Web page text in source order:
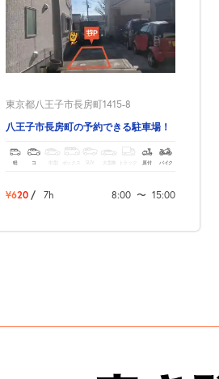
東京都八王子市長房町1415-8
八王子市長房町の予約できる駐車場！
軽 コ ボックス SUV トラック 原付 バイク
¥620 / 7h 8:00 〜 15:00